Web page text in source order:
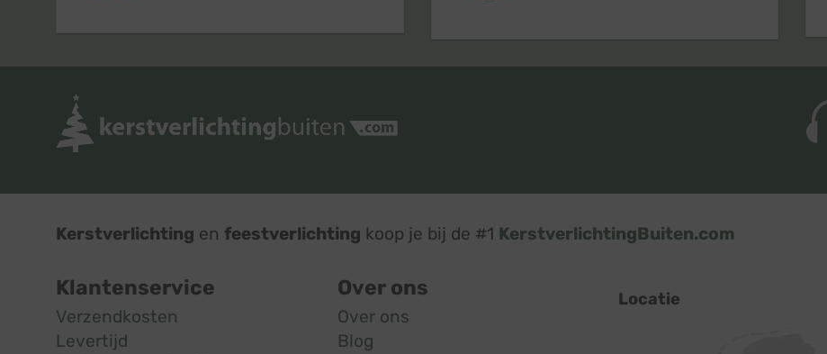
Kerstverlichting en feestverlichting koop je bij de #1 KerstverlichtingBuiten.com
Klantenservice
Verzendkosten
Levertijd
Over ons
Over ons
Blog
Locatie